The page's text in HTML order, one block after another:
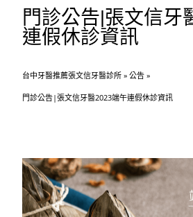
門診公告|張文信牙
連假休診資訊
台中牙醫推薦張文信牙醫診所 » 公告 »
門診公告|張文信牙醫2023端午連假休診資訊